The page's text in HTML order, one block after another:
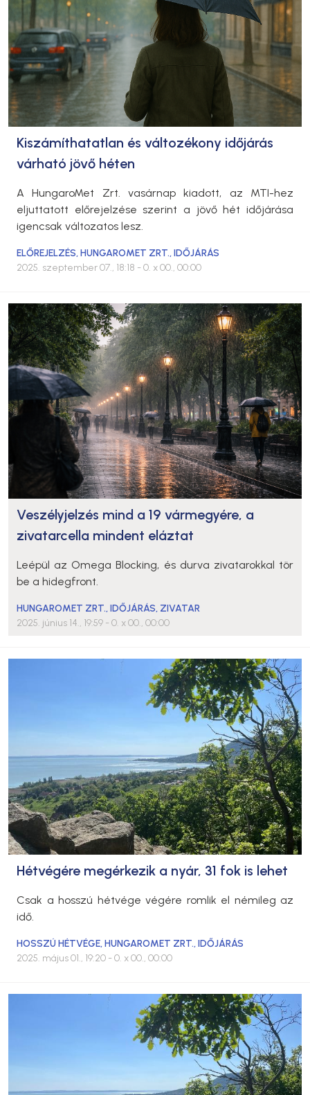
Kiszámíthatatlan és változékony időjárás
várható jövő héten
A HungaroMet Zrt. vasárnap kiadott, az MTI-hez
eljuttatott előrejelzése szerint a jövő hét időjárása
igencsak változatos lesz.
ELŐREJELZÉS,HUNGAROMET ZRT.,IDŐJÁRÁS
2025. szeptember 07., 18:18 - 0. x 00., 00:00
Veszélyjelzés mind a 19 vármegyére, a
zivatarcella mindent eláztat
Leépül az Omega Blocking, és durva zivatarokkal tör
be a hidegfront.
HUNGAROMET ZRT.,IDŐJÁRÁS, ZIVATAR
2025. június 14., 19:59 - 0. x 00., 00:00
Hétvégére megérkezik a nyár, 31 fok is lehet
Csak a hosszú hétvége végére romlik el némileg az
idő.
HOSSZÚ HÉTVÉGE,HUNGAROMET ZRT.,IDŐJÁRÁS
2025. május 01., 19:20 - 0. x 00., 00:00